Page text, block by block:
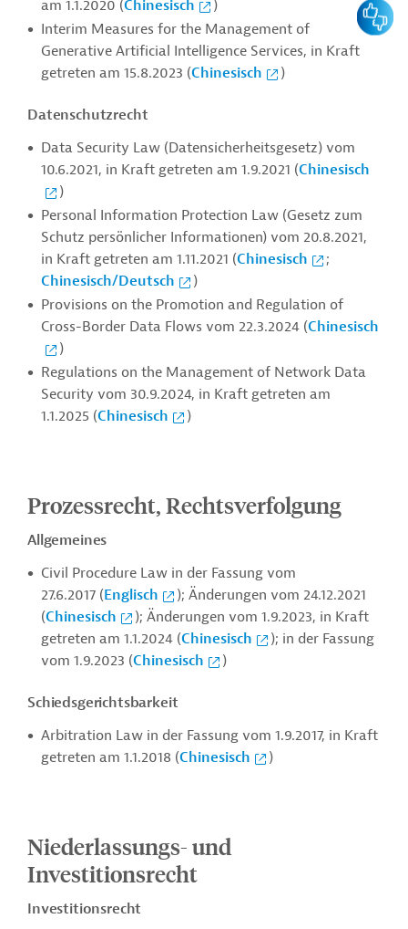
am 1.1.2020 (Chinesisch
)
Interim Measures for the Management of
Generative Artificial Intelligence Services, in Kraft
getreten am 15.8.2023 (Chinesisch )
Datenschutzrecht
Data Security Law (Datensicherheitsgesetz) vom
10.6.2021, in Kraft getreten am 1.9.2021 (Chinesisch
)
Personal Information Protection Law (Gesetz zum
Schutz persönlicher Informationen) vom 20.8.2021,
in Kraft getreten am 1.11.2021 (Chinesisch
;
Chinesisch/Deutsch
)
Provisions on the Promotion and Regulation of
Cross-Border Data Flows vom 22.3.2024 (Chinesisch
)
Regulations on the Management of Network Data
Security vom 30.9.2024, in Kraft getreten am
1.1.2025 (Chinesisch )
Prozessrecht, Rechtsverfolgung
Allgemeines
Civil Procedure Law in der Fassung vom
27.6.2017 (Englisch
); Änderungen vom 24.12.2021
(Chinesisch ); Änderungen vom 1.9.2023, in Kraft
getreten am 1.1.2024 (Chinesisch
); in der Fassung
vom 1.9.2023 (Chinesisch )
Schiedsgerichtsbarkeit
Arbitration Law in der Fassung vom 1.9.2017, in Kraft
getreten am 1.1.2018 (Chinesisch )
Niederlassungs- und
Investitionsrecht
Investitionsrecht